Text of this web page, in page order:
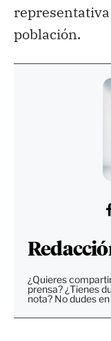
población.
¿Quieres
prensa? ¿Tienes
nota? No dudes